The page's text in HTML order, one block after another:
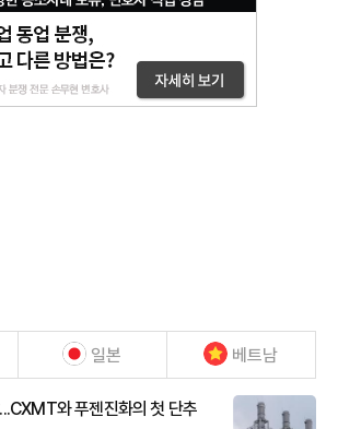
일본 베트남
와 푸젠진화의 첫 단추